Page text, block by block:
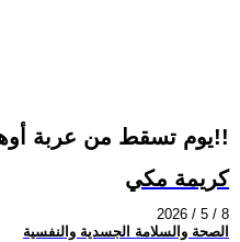
يوم تسقط من عربة أوهامك!!
كريمة مكي
2026 / 5 / 8
الصحة والسلامة الجسدية والنفسية